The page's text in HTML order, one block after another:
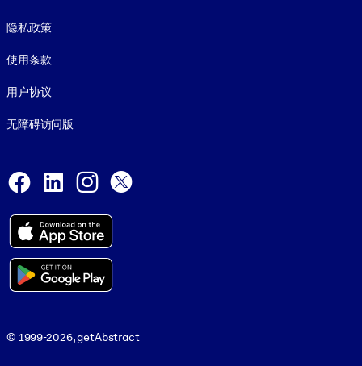
隐私政策
使用条款
用户协议
无障碍访问版
Facebook
LinkedInInstagram
© 1999-2026, getAbstract